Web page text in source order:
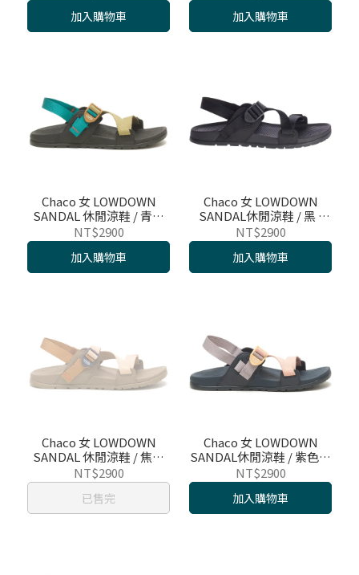
加入購物車 加入購物車
Chaco 女 LOWDOWN
SANDAL 休閒涼鞋 / 青綠
酪梨 / CH-LAW01HJ13
NT$2900
加入購物車
Chaco 女 LOWDOWN
SANDAL休閒涼鞋 / 黑 /
CH-LAW01H405
NT$2900
加入購物車
Chaco 女 LOWDOWN
SANDAL 休閒涼鞋 / 焦糖
皮革 / CH-LAW01HJ20
NT$2900
已售完
Chaco 女 LOWDOWN
SANDAL休閒涼鞋 / 紫色花
瓣 / CH-LAW01HK31
NT$2900
加入購物車